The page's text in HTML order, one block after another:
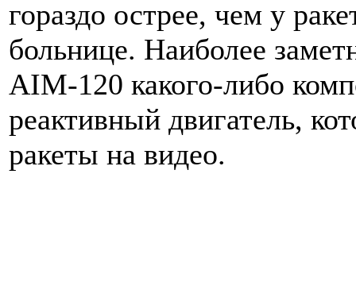
гораздо острее, чем у
больнице. Наиболее
AIM-120 какого-либо
реактивный двигатель,
ракеты на видео.